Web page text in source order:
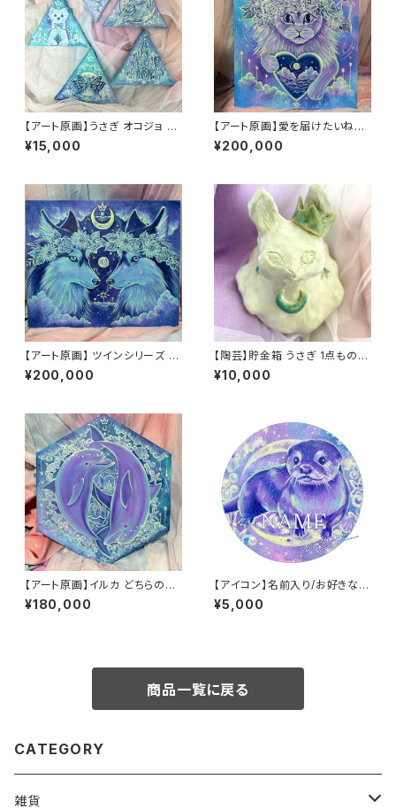
【アート原画】うさぎ オコジョ と
り 蝶々 お城 三角パネル 15cm
¥15,000
【アート原画】愛を届けたいねこ
1点もの アクリル画
¥200,000
【アート原画】 ツインシリーズ ハ
スキー 1点もの アクリル画
¥200,000
【陶芸】貯金箱 うさぎ 1点もの
約18cm
¥10,000
【アート原画】イルカ どちらの選
択の先にも素敵な景色が広がっ
ている １点物 手描き アクリ
¥180,000
【アイコン】名前入り/お好きな絵
で作れます
¥5,000
商品一覧に戻る
CATEGORY
雑貨